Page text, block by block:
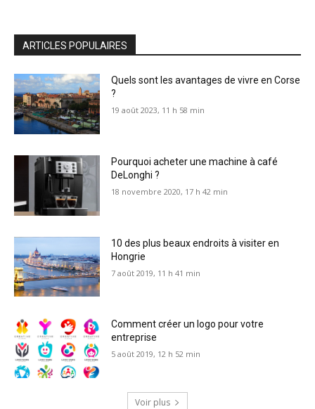
ARTICLES POPULAIRES
Quels sont les avantages de vivre en Corse
?
19 août 2023, 11 h 58 min
Pourquoi acheter une machine à café
DeLonghi ?
18 novembre 2020, 17 h 42 min
10 des plus beaux endroits à visiter en
Hongrie
7 août 2019, 11 h 41 min
Comment créer un logo pour votre
entreprise
5 août 2019, 12 h 52 min
Voir plus